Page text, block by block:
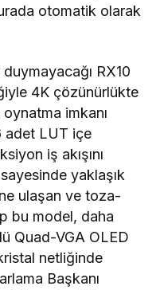
otomatik olarak
RX10
4K çözünürlükte
imkanı
adet LUT içe
iş akışını
yaklaşık
ulaşan ve toza-
bu model, daha
Quad-VGA OLED
netliğinde
Başkanı